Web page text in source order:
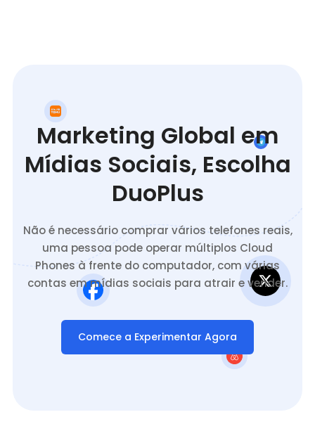
Marketing Global em
Mídias Sociais, Escolha
DuoPlus
Não é necessário comprar vários telefones reais,
uma pessoa pode operar múltiplos Cloud
Phones à frente do computador, com várias
contas em mídias sociais para atrair e vender.
Comece a Experimentar Agora